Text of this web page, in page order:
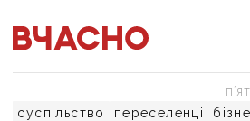
суспільство переселенці